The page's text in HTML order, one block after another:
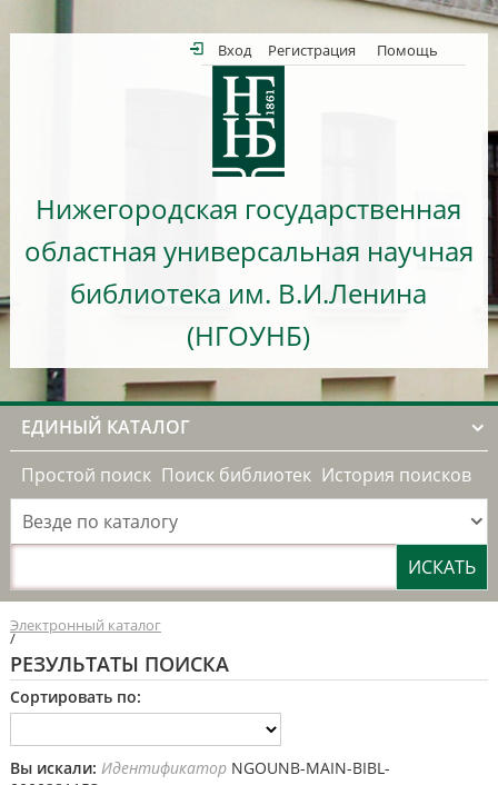
Вход Регистрация Помощь
Нижегородская государственная
областная универсальная научная
библиотека им. В.И.Ленина
(НГОУНБ)
ЕДИНЫЙ КАТАЛОГ
Простой поиск Поиск библиотек История поисков
Везде по каталогу
Электронный каталог
/
РЕЗУЛЬТАТЫ ПОИСКА
Сортировать по:
Вы искали: ИдентификаторNGOUNB-MAIN-BIBL-